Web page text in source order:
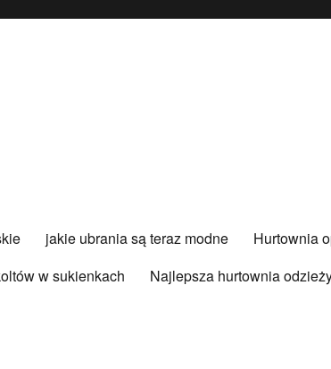
jakie ubrania są teraz modne
Hurtownia
w sukienkach
Najlepsza hurtownia